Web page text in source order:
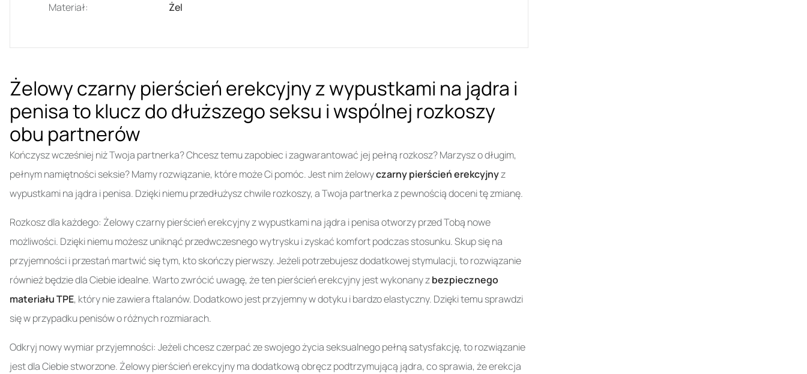
Materiał: Żel
Żelowy czarny pierścień erekcyjny z wypustkami na jądra i
penisa to klucz do dłuższego seksu i wspólnej rozkoszy
obu partnerów
Kończysz wcześniej niż Twoja partnerka? Chcesz temu zapobiec i zagwarantować jej pełną rozkosz? Marzysz o długim,
pełnym namiętności seksie? Mamy rozwiązanie, które może Ci pomóc. Jest nim żelowyczarny pierścień erekcyjnyz
wypustkami na jądra i penisa. Dzięki niemu przedłużysz chwile rozkoszy, a Twoja partnerka z pewnością doceni tę zmianę.
Rozkosz dla każdego: Żelowy czarny pierścień erekcyjny z wypustkami na jądra i penisa otworzy przed Tobą nowe
możliwości. Dzięki niemu możesz uniknąć przedwczesnego wytrysku i zyskać komfort podczas stosunku. Skup się na
przyjemności i przestań martwić się tym, kto skończy pierwszy. Jeżeli potrzebujesz dodatkowej stymulacji, to rozwiązanie
również będzie dla Ciebie idealne. Warto zwrócić uwagę, że ten pierścień erekcyjny jest wykonany zbezpiecznego
materiału TPE, który nie zawiera ftalanów. Dodatkowo jest przyjemny w dotyku i bardzo elastyczny. Dzięki temu sprawdzi
się w przypadku penisów o różnych rozmiarach.
Odkryj nowy wymiar przyjemności: Jeżeli chcesz czerpać ze swojego życia seksualnego pełną satysfakcję, to rozwiązanie
jest dla Ciebie stworzone. Żelowy pierścień erekcyjny ma dodatkową obręcz podtrzymującą jądra, co sprawia, że erekcja